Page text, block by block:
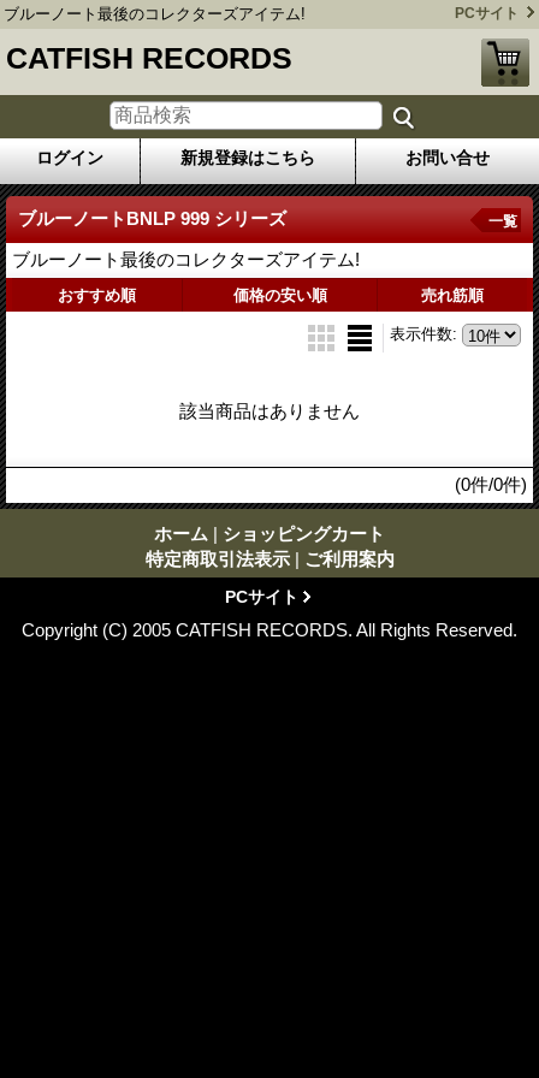
ブルーノート最後のコレクターズアイテム! PCサイト
CATFISH RECORDS
ログイン 新規登録はこちら お問い合せ
ブルーノートBNLP 999 シリーズ
ブルーノート最後のコレクターズアイテム!
一覧
おすすめ順 価格の安い順 売れ筋順
表示件数:
該当商品はありません
(0件/0件)
ホーム | ショッピングカート
特定商取引法表示 | ご利用案内
PCサイト
Copyright (C) 2005 CATFISH RECORDS. All Rights Reserved.